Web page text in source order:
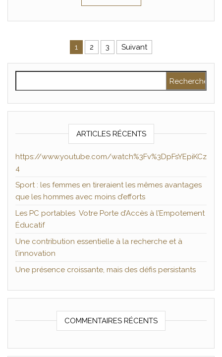
Pagination des publications
1 2 3 Suivant
ARTICLES RÉCENTS
https://www.youtube.com/watch%3Fv%3DpFsYEpiKCz
4
Sport : les femmes en tireraient les mêmes avantages
que les hommes avec moins d’efforts
Les PC portables Votre Porte d’Accès à l’Empotement
Éducatif
Une contribution essentielle à la recherche et à
l’innovation
Une présence croissante, mais des défis persistants
COMMENTAIRES RÉCENTS